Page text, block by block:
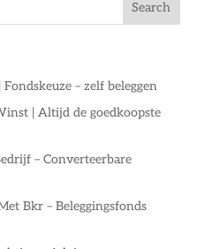
– zelf beleggen
| Altijd de goedkoopste
– Converteerbare
Bkr – Beleggingsfonds